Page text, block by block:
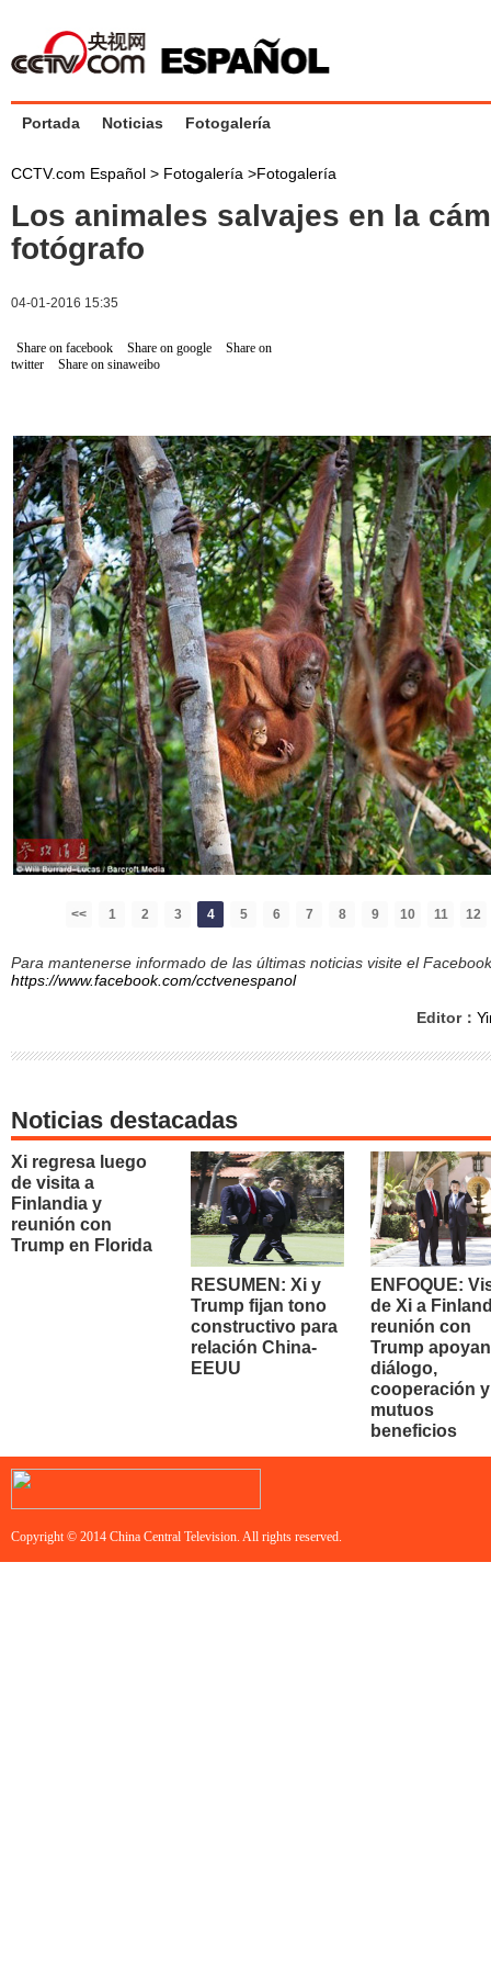
Portada Noticias Fotogalería
CCTV.com Español > Fotogalería >Fotogalería
Los animales salvajes en la
fotógrafo
04-01-2016 15:35
Share on facebook Share on google
Share on
twitter
Share on sinaweibo
<< 1 2 3 4 5 6 7 8 9 10 11 12
Para mantenerse informado de las últimas noticias visite el
https://www.facebook.com/cctvenespanol
Editor：
Noticias destacadas
Xi regresa luego
de visita a
Finlandia y
reunión con
Trump en Florida
RESUMEN: Xi y
Trump fijan tono
constructivo para
relación China-
EEUU
ENFOQUE:
de Xi a
reunión con
Trump apoyan
diálogo,
cooperación y
mutuos
beneficios
Copyright © 2014 China Central Television. All rights reserved.